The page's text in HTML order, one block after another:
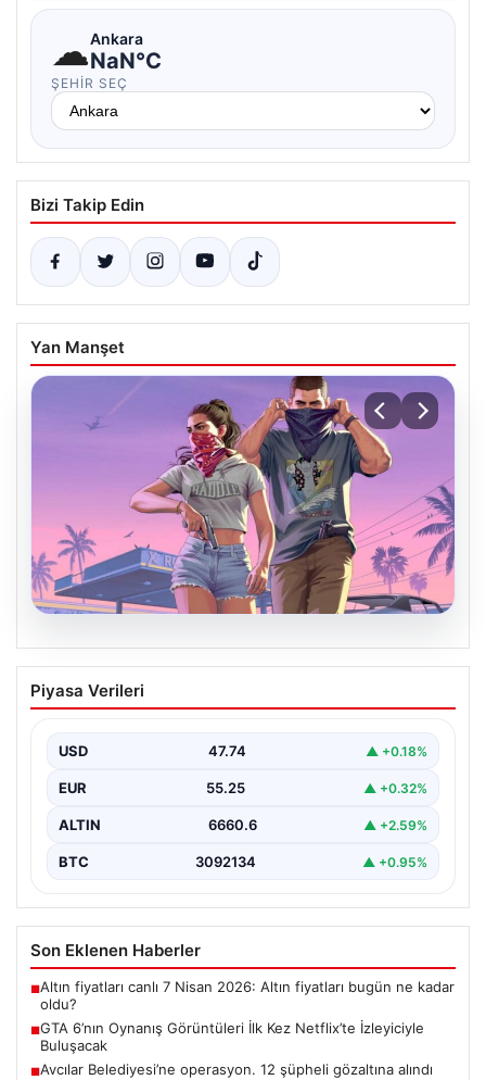
☁Ankara
NaN°C
ŞEHIR SEÇ
Bizi Takip Edin
Yan Manşet
06.08.2026
GTA 6’nın Oynanış Görüntüleri İlk Kez
Netflix’te İzleyiciyle Buluşacak
olan Grand Theft Auto 6'nın oynanış videosunun 27…
Piyasa Verileri
USD 47.74 ▲ +0.18%
EUR 55.25 ▲ +0.32%
ALTIN 6660.6 ▲ +2.59%
BTC 3092134 ▲ +0.95%
Son Eklenen Haberler
■Altın fiyatları canlı 7 Nisan 2026: Altın fiyatları bugün ne kadar
oldu?
■GTA 6’nın Oynanış Görüntüleri İlk Kez Netflix’te İzleyiciyle
Buluşacak
■Avcılar Belediyesi’ne operasyon. 12 şüpheli gözaltına alındı